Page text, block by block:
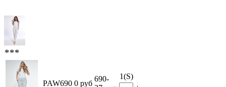
***
PAW690 0 руб
690-
1(S)